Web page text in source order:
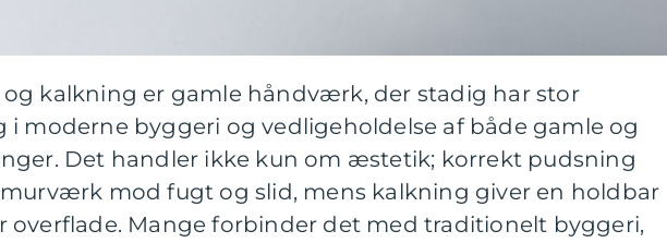
kalkning er gamle håndværk, der stadig har stor
i moderne byggeri og vedligeholdelse af både gamle og
Det handler ikke kun om æstetik; korrekt pudsning
mod fugt og slid, mens kalkning giver en holdbar
overflade. Mange forbinder det med traditionelt byggeri,